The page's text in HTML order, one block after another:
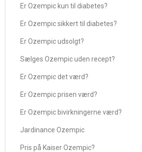
Er Ozempic kun til diabetes?
Er Ozempic sikkert til diabetes?
Er Ozempic udsolgt?
Sælges Ozempic uden recept?
Er Ozempic det værd?
Er Ozempic prisen værd?
Er Ozempic bivirkningerne værd?
Jardinance Ozempic
Pris på Kaiser Ozempic?